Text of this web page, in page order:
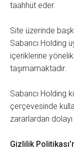
taahhüt eder.
Site üzerinde
Sabancı Holding
içeriklerine
taşımamaktadır.
Sabancı Holding
çerçevesinde
zararlardan
Gizlilik